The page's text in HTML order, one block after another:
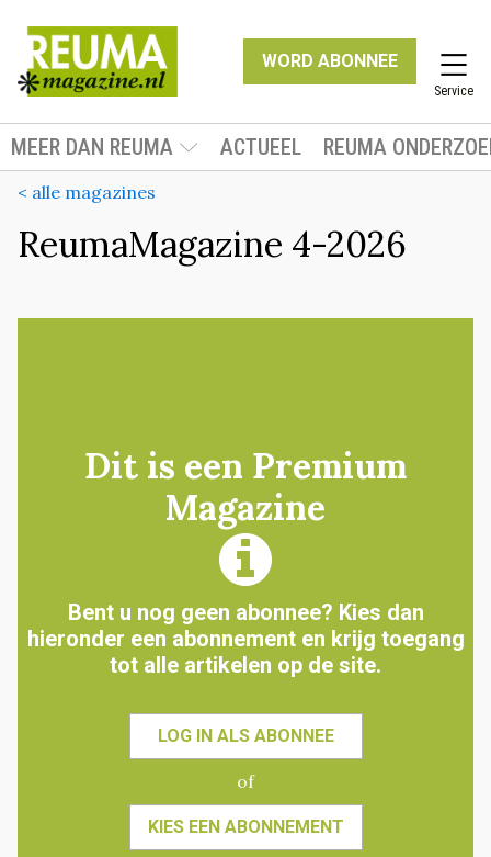
WORD ABONNEE
Service
MEER DAN REUMA ACTUEEL REUMA
< alle magazines
ReumaMagazine 4-2026
Dit is een Premium
Magazine
Bent u nog geen abonnee? Kies dan
hieronder een abonnement en krijg toegang
tot alle artikelen op de site.
LOG IN ALS ABONNEE
of
KIES EEN ABONNEMENT